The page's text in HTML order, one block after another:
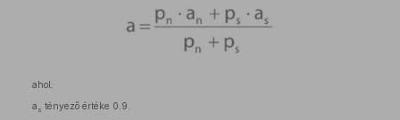
ahol:
a s tényező értéke 0,9.